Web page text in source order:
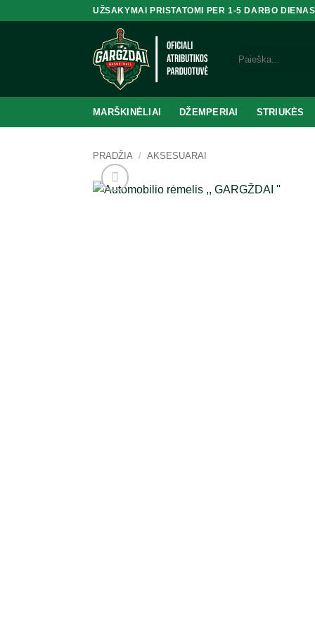
UŽSAKYMAI PRISTATOMI PER 1-5 DARBO DIENAS
MARŠKINĖLIAI DŽEMPERIAI STRIUKĖS
PRADŽIA / AKSESUARAI